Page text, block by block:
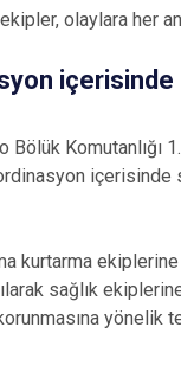
olaylara her
Komutanlığı
kurtarma
sağlık
yönelik